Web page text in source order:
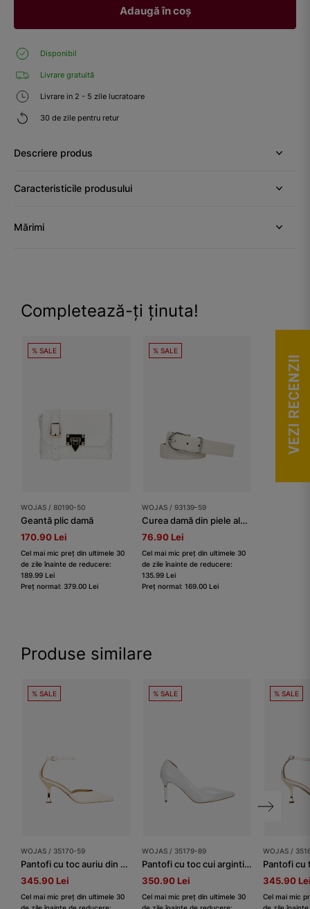
Adaugă în coș
Disponibil
Livrare gratuită
Livrare in 2 - 5 zile lucratoare
30 de zile pentru retur
Descriere produs
Caracteristicile produsului
Mărimi
Completează-ți ținuta!
% SALE
WOJAS / 80190-50
Geantă plic damă
170.90 Lei
Cel mai mic preț din ultimele 30
de zile înainte de reducere:
189.99 Lei
Preț normal: 379.00 Lei
% SALE
WOJAS / 93139-59
Curea damă din piele albă cu cataramă argintie
76.90 Lei
Cel mai mic preț din ultimele 30
de zile înainte de reducere:
135.99 Lei
Preț normal: 169.00 Lei
Produse similare
% SALE
WOJAS / 35170-59
Pantofi cu toc auriu din piele, albi
345.90 Lei
Cel mai mic preț din ultimele 30
% SALE
WOJAS / 35179-89
Pantofi cu toc cui argintiu, damă, alb perlat
350.90 Lei
Cel mai mic preț din ultimele 30
% SALE
WOJAS /
345.90
Cel mai mic
VEZI RECENZII